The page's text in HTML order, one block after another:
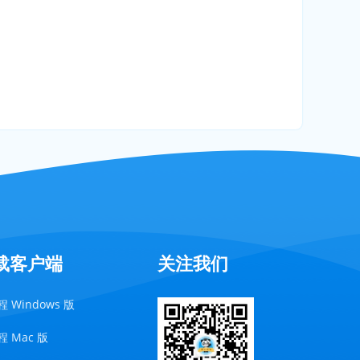
客户端
Windows 版
Mac 版
关注我们